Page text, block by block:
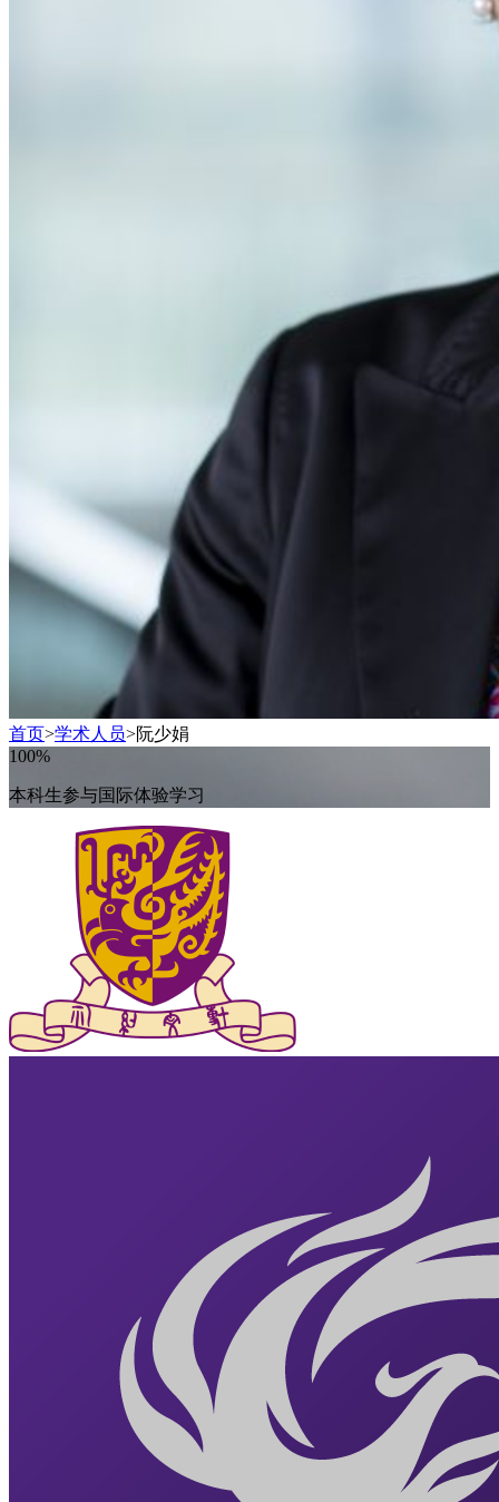
首页>学术人员>阮少娟
100%
本科生参与国际体验学习​